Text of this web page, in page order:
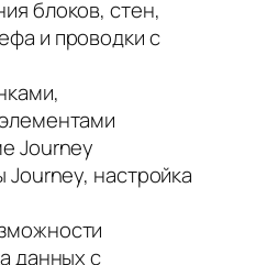
блоков, стен,
и проводки с
Journey
настройка
данных с